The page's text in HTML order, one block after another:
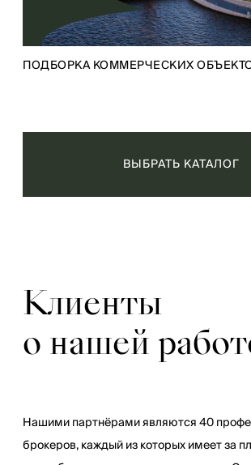
ВЫБРАТЬ КАТАЛОГ
ПОДБОРКА КОММЕРЧЕСКИХ
Клиенты
о нашей
Нашими партнёрами являются 40
брокеров, каждый из которых имеет за